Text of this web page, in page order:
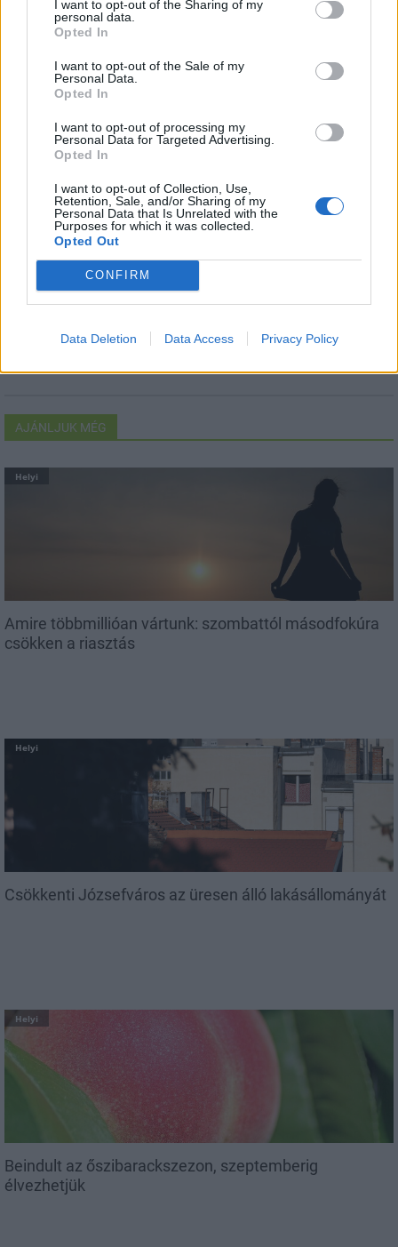
I want to opt-out of the Sharing of my
personal data.
Opted In
I want to opt-out of the Sale of my
Personal Data.
Opted In
I want to opt-out of processing my
Personal Data for Targeted Advertising.
Opted In
I want to opt-out of Collection, Use,
Retention, Sale, and/or Sharing of my
Personal Data that Is Unrelated with the
Purposes for which it was collected.
Opted Out
CONFIRM
Data Deletion Data Access Privacy Policy
mérföldköve a felülvizsgálat
árnyékában?
közműhálózatának fejlesztése
Látlelet a hazai víziközművekről?
Egyetlen, fél évszázados vezetéken
múlt Bicske vízellátása
Épített öröksége megújításával is készül
Mohács a csata ötszázadik
AJÁNLJUK MÉG
Helyi
Amire többmillióan vártunk: szombattól másodfokúra
csökken a riasztás
Helyi
Csökkenti Józsefváros az üresen álló lakásállományát
Helyi
Beindult az őszibarackszezon, szeptemberig
élvezhetjük